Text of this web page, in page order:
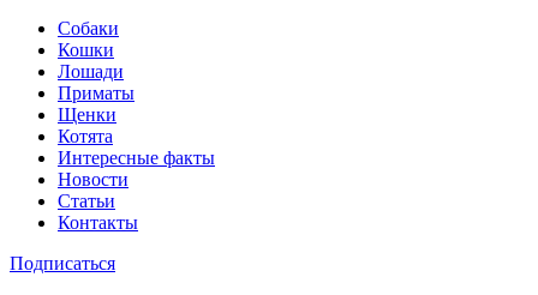
Собаки
Кошки
Лошади
Приматы
Щенки
Котята
Интересные факты
Новости
Статьи
Контакты
Подписаться